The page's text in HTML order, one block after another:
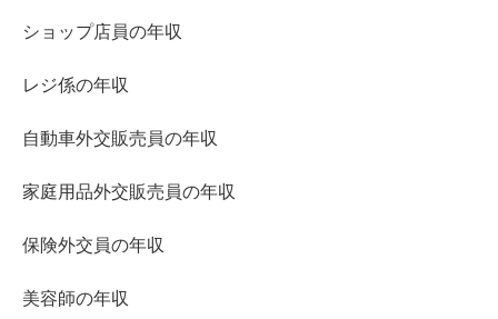
ショップ店員の年収
レジ係の年収
自動車外交販売員の年収
家庭用品外交販売員の年収
保険外交員の年収
美容師の年収